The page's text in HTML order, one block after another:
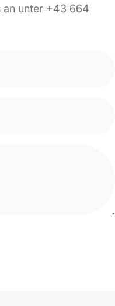
an unter +43 664